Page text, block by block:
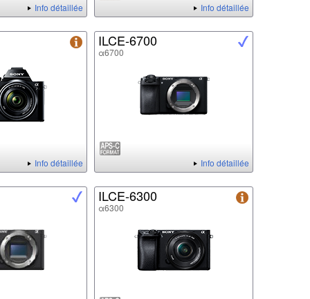
Info détaillée Info détaillée
Info détaillée
ILCE-6700
α6700
Info détaillée
ILCE-6300
α6300